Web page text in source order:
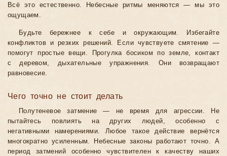
Всё это естественно. Небесные ритмы меняются — мы это
ощущаем.
Будьте бережнее к себе и окружающим. Избегайте
конфликтов и резких решений. Если чувствуете смятение —
помогут простые вещи. Прогулка босиком по земле, контакт
с деревом, дыхательные упражнения. Они возвращают
равновесие.
Чего точно не стоит делать
Полутеневое затмение — не время для агрессии. Не
пытайтесь повлиять на других людей, особенно с
негативными намерениями. Любое такое действие вернётся
многократно усиленным. Небесные законы работают точно. А
период затмений особенно чувствителен к качеству наших